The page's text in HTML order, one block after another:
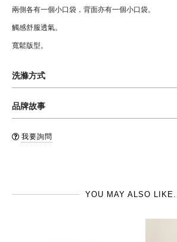
兩側各有一個小口袋，背面亦有一個小口袋。
觸感舒服透氣。
寬鬆版型。
洗滌方式
洗衣機中洗滌 (水溫不超過30oC)，不可漂白，建議
品牌故事
輕鬆帶出時尚的輪廓，屢獲Milk magazine 等童裝時
我要詢問
YOU MAY ALSO LIKE...